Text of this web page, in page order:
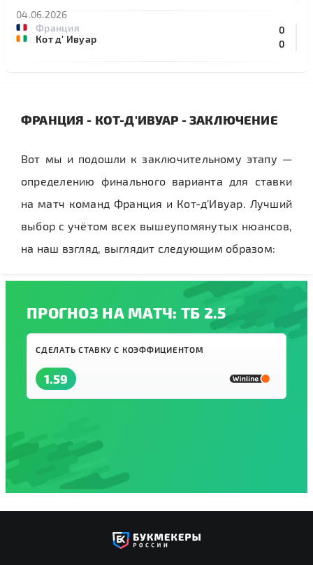
04.06.2026
Франция
0
0
Кот д' Ивуар
ФРАНЦИЯ - КОТ-Д'ИВУАР - ЗАКЛЮЧЕНИЕ
Вот мы и подошли к заключительному этапу —
определению финального варианта для ставки
на матч команд Франция и Кот-д'Ивуар. Лучший
выбор с учётом всех вышеупомянутых нюансов,
на наш взгляд, выглядит следующим образом:
ПРОГНОЗ НА МАТЧ: ТБ 2.5
СДЕЛАТЬ СТАВКУ С КОЭФФИЦИЕНТОМ
1.59